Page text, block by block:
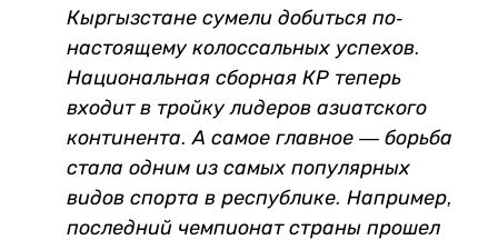
Кыргызстане сумели добиться по-
настоящему колоссальных успехов.
Национальная сборная КР теперь
входит в тройку лидеров азиатского
континента. А самое главное — борьба
стала одним из самых популярных
видов спорта в республике. Например,
последний чемпионат страны прошел